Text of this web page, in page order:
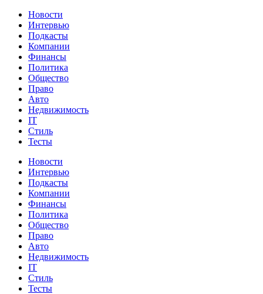
Новости
Интервью
Подкасты
Компании
Финансы
Политика
Общество
Право
Авто
Недвижимость
IT
Стиль
Тесты
Новости
Интервью
Подкасты
Компании
Финансы
Политика
Общество
Право
Авто
Недвижимость
IT
Стиль
Тесты